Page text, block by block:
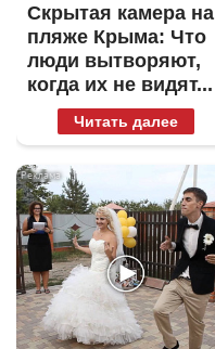
Скрытая камера на
пляже Крыма: Что
люди вытворяют,
когда их не видят...
Читать далее